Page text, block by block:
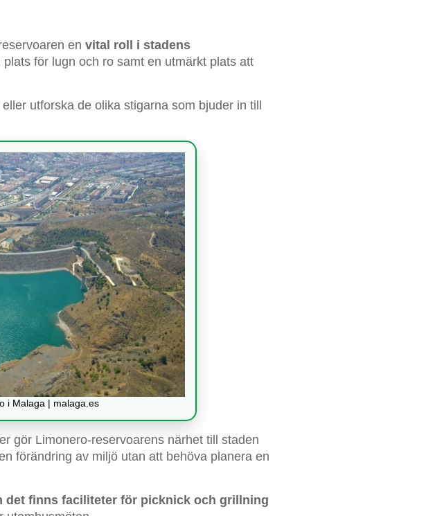
en vital roll i stadens
för lugn och ro samt en utmärkt plats att
utforska de olika stigarna som bjuder in till
i Malaga | malaga.es
gör Limonero-reservoarens närhet till staden
förändring av miljö utan att behöva planera en
det finns faciliteter för picknick och grillning